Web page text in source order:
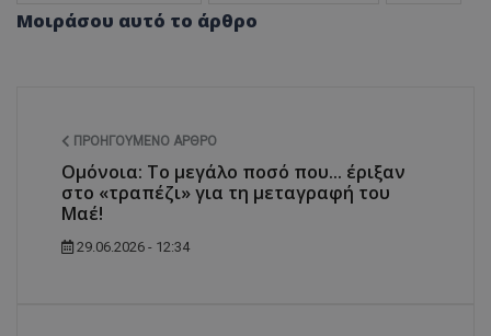
Μοιράσου αυτό το άρθρο
ΠΡΟΗΓΟΎΜΕΝΟ ΆΡΘΡΟ
Ομόνοια: Το μεγάλο ποσό που... έριξαν
στο «τραπέζι» για τη μεταγραφή του
Μαέ!
29.06.2026 - 12:34